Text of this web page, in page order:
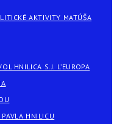
AKTIVITY MATÚŠA
HNILICA S.J. L’EUROPA
HNILICU